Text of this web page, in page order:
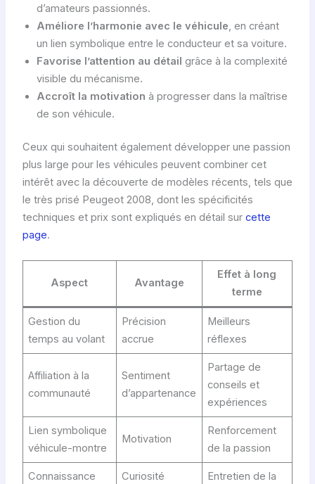
d’amateurs passionnés.
Améliore l’harmonie avec le véhicule, en créant
un lien symbolique entre le conducteur et sa voiture.
Favorise l’attention au détail grâce à la complexité
visible du mécanisme.
Accroît la motivation à progresser dans la maîtrise
de son véhicule.
Ceux qui souhaitent également développer une passion
plus large pour les véhicules peuvent combiner cet
intérêt avec la découverte de modèles récents, tels que
le très prisé Peugeot 2008, dont les spécificités
techniques et prix sont expliqués en détail sur cette
page.
Aspect Avantage
Effet à long
terme
Gestion du
temps au volant
Précision
accrue
Meilleurs
réflexes
Affiliation à la
communauté
Sentiment
d’appartenance
Partage de
conseils et
expériences
Lien symbolique
véhicule-montre
Motivation
Renforcement
de la passion
Connaissance
Curiosité
Entretien de la